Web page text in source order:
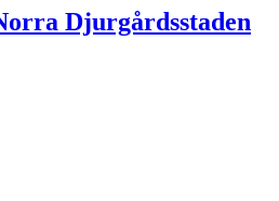
Djurgårdsstaden